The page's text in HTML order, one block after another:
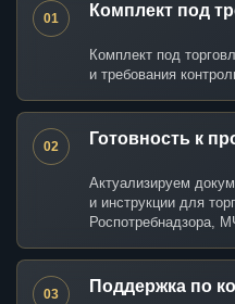
01 Комплект под
Комплект под
и требования
02 Готовность к
Актуализируем
и инструкции для
Роспотребнадзора,
03 Поддержка по